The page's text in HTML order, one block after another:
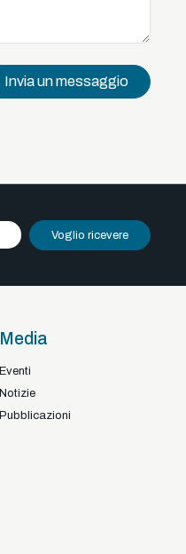
Invia un messaggio
Voglio ricevere
Media
Eventi
Notizie
Pubblicazioni